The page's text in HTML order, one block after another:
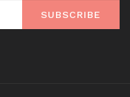
SUBSCRIBE